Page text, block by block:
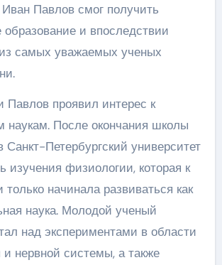
Павлов смог получить
образование и впоследствии
самых уважаемых ученых
проявил интерес к
наукам. После окончания школы
Санкт-Петербургский университет
изучения физиологии, которая к
начинала развиваться как
наука. Молодой ученый
над экспериментами в области
нервной системы, а также